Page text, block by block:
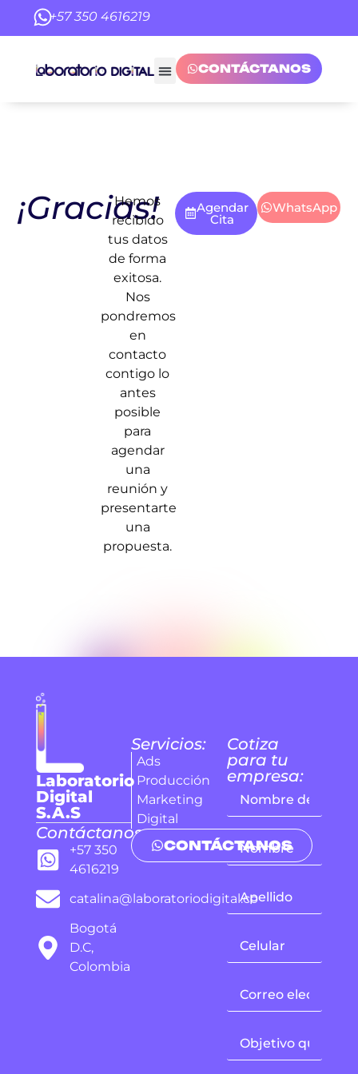
+57 350 4616219
CONTÁCTANOS
¡Gracias!
Hemos
recibido
tus datos
de forma
exitosa.
Nos
pondremos
en
contacto
contigo lo
antes
posible
para
agendar
una
reunión y
presentarte
una
propuesta.
Agendar
Cita
WhatsApp
Laboratorio
Digital
S.A.S
Contáctanos:
+57 350
4616219
catalina@laboratoriodigital.co
Bogotá
D.C,
Colombia
Servicios:
Ads
Producción
Marketing
Digital
CONTÁCTANOS
Cotiza
para tu
empresa: